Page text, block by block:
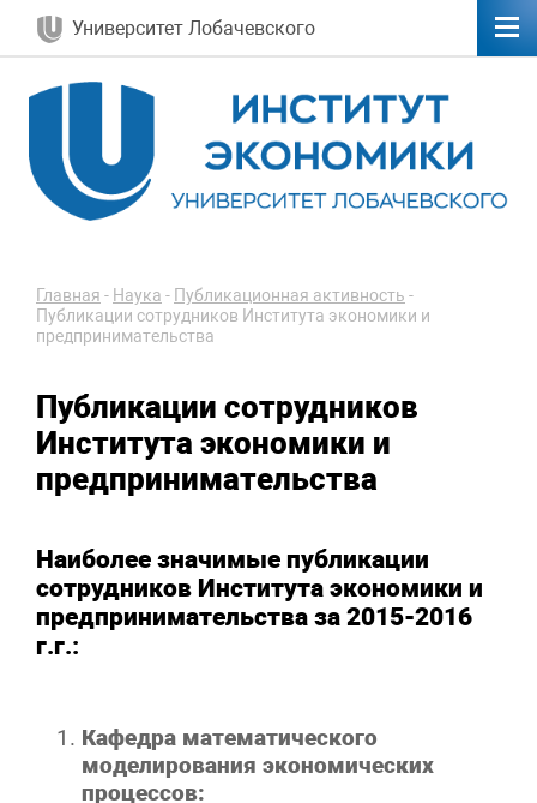
Университет Лобачевского
Главная - Наука - Публикационная активность -
Публикации сотрудников Института экономики и
предпринимательства
Публикации сотрудников
Института экономики и
предпринимательства
Наиболее значимые публикации
сотрудников Института экономики и
предпринимательства за 2015-2016
г.г.:
Кафедра математического
моделирования экономических
процессов: